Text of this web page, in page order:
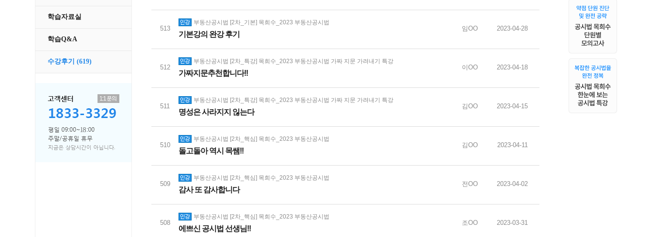
학습자료실
학습Q&A
수강후기 (619)
513
부동산공시법 [2차_기본] 목희수_2023 부동산공시법
기본강의 완강 후기
임OO 2023-04-28
512
부동산공시법 [2차_특강] 목희수_2023 부동산공시법 가짜 지문 가려내기 특강
가짜지문추천합니다!!
이OO 2023-04-18
511
부동산공시법 [2차_특강] 목희수_2023 부동산공시법 가짜 지문 가려내기 특강
명성은 사라지지 읺는다
김OO 2023-04-15
510
부동산공시법 [2차_핵심] 목희수_2023 부동산공시법
돌고돌아 역시 목쌤!!
김OO 2023-04-11
509
부동산공시법 [2차_핵심] 목희수_2023 부동산공시법
감사 또 감사합니다
전OO 2023-04-02
508
부동산공시법 [2차_핵심] 목희수_2023 부동산공시법
에쁘신 공시법 선생님!!
조OO 2023-03-31